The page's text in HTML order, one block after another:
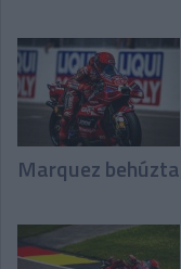
Marquez